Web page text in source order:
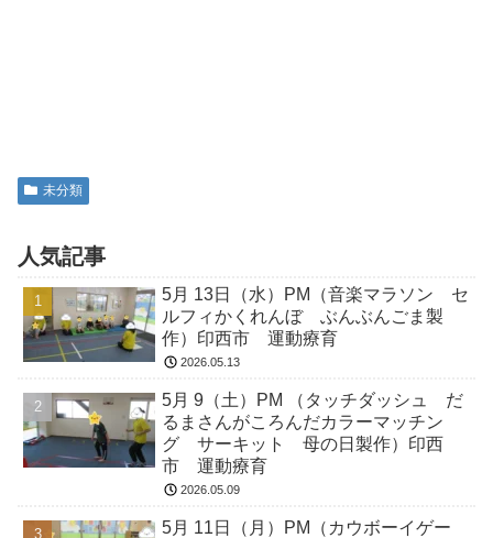
未分類
人気記事
5月 13日（水）PM（音楽マラソン セ
ルフィかくれんぼ ぶんぶんごま製
作）印西市 運動療育
2026.05.13
5月 9（土）PM （タッチダッシュ だ
るまさんがころんだカラーマッチン
グ サーキット 母の日製作）印西
市 運動療育
2026.05.09
5月 11日（月）PM（カウボーイゲー